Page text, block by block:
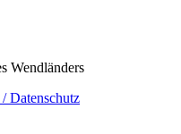
Wendländers
Datenschutz